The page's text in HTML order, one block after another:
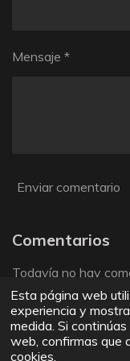
Esta página web
experiencia y
medida. Si
web, confirmas que
cookies.
Mensaje *
Enviar comentario
Comentarios
Todavía no hay
Haz clic aquí para